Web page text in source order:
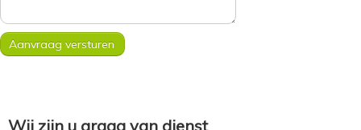
Wij zijn u graag van dienst